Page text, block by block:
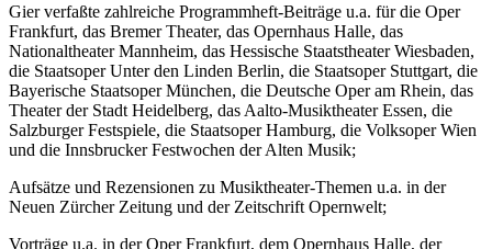
Gier verfaßte zahlreiche Programmheft-Beiträge u.a. für die Oper
Frankfurt, das Bremer Theater, das Opernhaus Halle, das
Nationaltheater Mannheim, das Hessische Staatstheater Wiesbaden,
die Staatsoper Unter den Linden Berlin, die Staatsoper Stuttgart, die
Bayerische Staatsoper München, die Deutsche Oper am Rhein, das
Theater der Stadt Heidelberg, das Aalto-Musiktheater Essen, die
Salzburger Festspiele, die Staatsoper Hamburg, die Volksoper Wien
und die Innsbrucker Festwochen der Alten Musik;
Aufsätze und Rezensionen zu Musiktheater-Themen u.a. in der
Neuen Zürcher Zeitung und der Zeitschrift Opernwelt;
Vorträge u.a. in der Oper Frankfurt, dem Opernhaus Halle, der